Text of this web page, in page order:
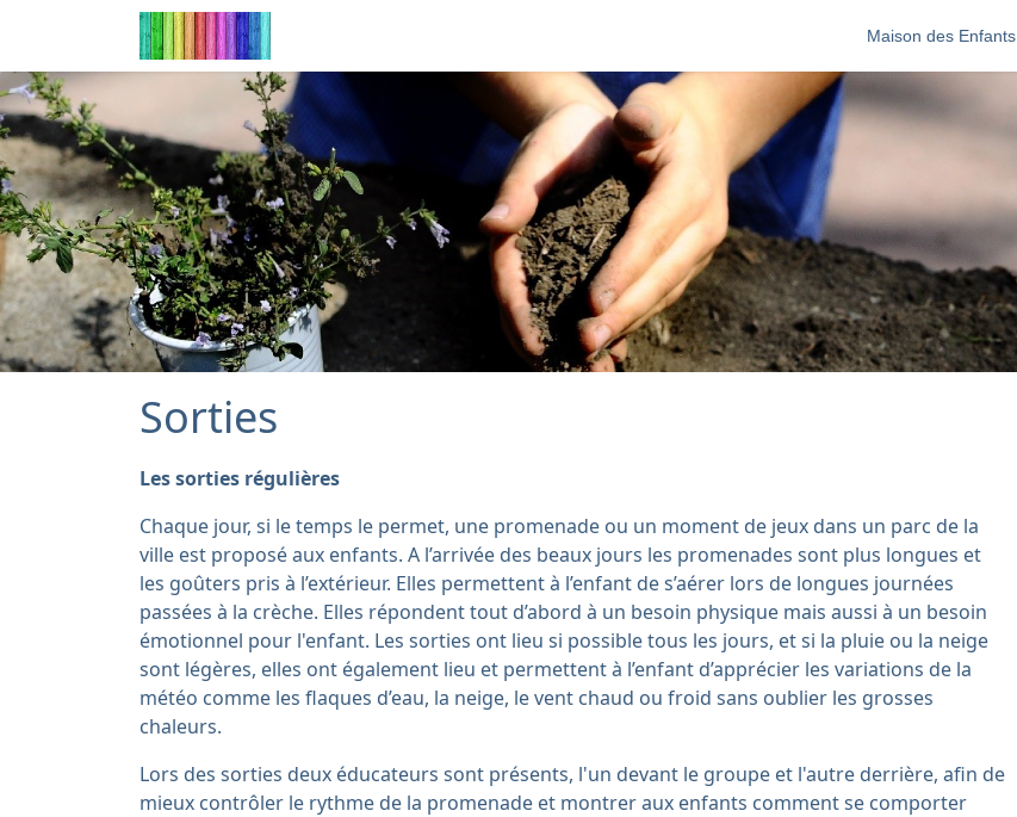
Maison des Enfants
Sorties
Les sorties régulières
Chaque jour, si le temps le permet, une promenade ou un moment de jeux dans un parc de la
ville est proposé aux enfants. A l’arrivée des beaux jours les promenades sont plus longues et
les goûters pris à l’extérieur. Elles permettent à l’enfant de s’aérer lors de longues journées
passées à la crèche. Elles répondent tout d’abord à un besoin physique mais aussi à un besoin
émotionnel pour l'enfant. Les sorties ont lieu si possible tous les jours, et si la pluie ou la neige
sont légères, elles ont également lieu et permettent à l’enfant d’apprécier les variations de la
météo comme les flaques d’eau, la neige, le vent chaud ou froid sans oublier les grosses
chaleurs.
Lors des sorties deux éducateurs sont présents, l'un devant le groupe et l'autre derrière, afin de
mieux contrôler le rythme de la promenade et montrer aux enfants comment se comporter